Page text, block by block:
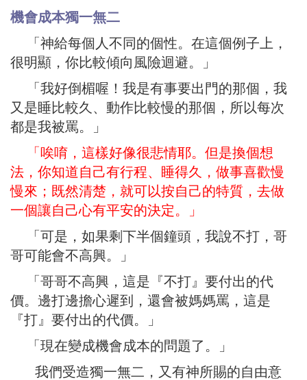
機會成本獨一無二
「神給每個人不同的個性。在這個例子上，
很明顯，你比較傾向風險迴避。」
「我好倒楣喔！我是有事要出門的那個，我
又是睡比較久、動作比較慢的那個，所以每次
都是我被罵。」
「唉唷，這樣好像很悲情耶。但是換個想
法，你知道自己有行程、睡得久，做事喜歡慢
慢來；既然清楚，就可以按自己的特質，去做
一個讓自己心有平安的決定。」
「可是，如果剩下半個鐘頭，我說不打，哥
哥可能會不高興。」
「哥哥不高興，這是『不打』要付出的代
價。邊打邊擔心遲到，還會被媽媽罵，這是
『打』要付出的代價。」
「現在變成機會成本的問題了。」
我們受造獨一無二，又有神所賜的自由意